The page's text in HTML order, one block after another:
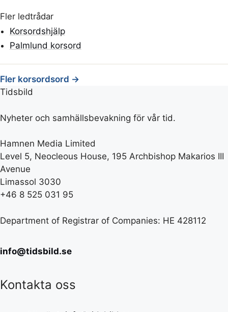
Fler ledtrådar
Korsordshjälp
Palmlund korsord
Fler korsordsord →
Tidsbild
Nyheter och samhällsbevakning för vår tid.
Hamnen Media Limited
Level 5, Neocleous House, 195 Archbishop Makarios III
Avenue
Limassol 3030
+46 8 525 031 95
Department of Registrar of Companies: HE 428112
info@tidsbild.se
Kontakta oss